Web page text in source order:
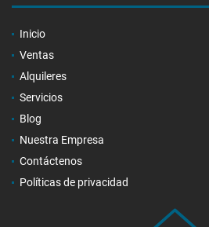
Inicio
Ventas
Alquileres
Servicios
Blog
Nuestra Empresa
Contáctenos
Políticas de privacidad